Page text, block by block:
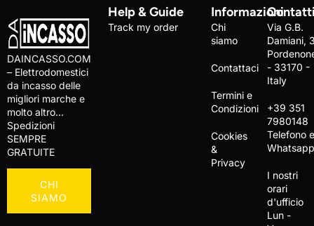
DAINCASSO.COM
– Elettrodomestici
da incasso delle
migliori marche e
molto altro…
Spedizioni
SEMPRE
GRATUITE
CHI
SIAMO
Help & Guide
Track my order
Informazioni
Chi
siamo
Contattaci
Termini e
Condizioni
Cookies
&
Privacy
Via G.B.
Damiani,
- 33170 -
Italy
+39 351
7980148
Telefono
I nostri
orari
d'ufficio
Lun -